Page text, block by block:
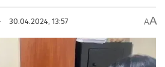
30.04.2024, 13:57 AA